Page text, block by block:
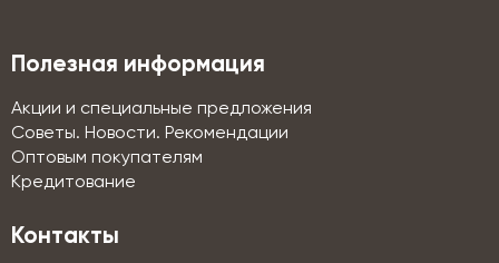
Полезная информация
Акции и специальные предложения
Советы. Новости. Рекомендации
Оптовым покупателям
Кредитование
Контакты